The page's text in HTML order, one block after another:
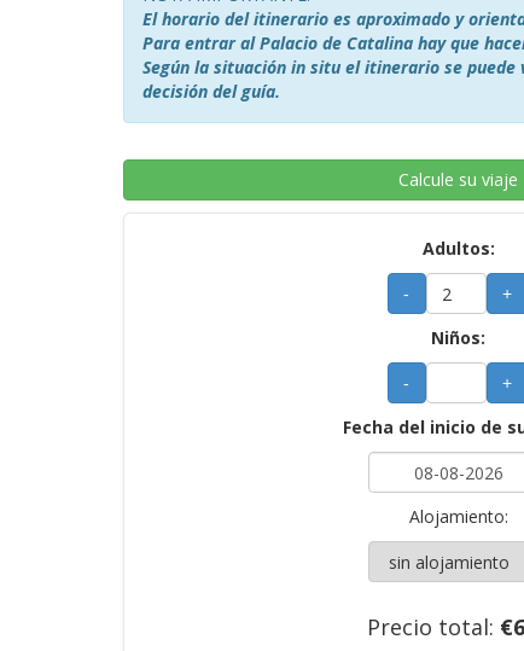
El horario del itinerario es aproximado y
Para entrar al Palacio de Catalina hay que hacer
Según la situación in situ el itinerario se
decisión del guía.
Calcule su viaje
Adultos:
- +
Niños:
- +
Fecha del inicio de
Alojamiento:
Precio total: €